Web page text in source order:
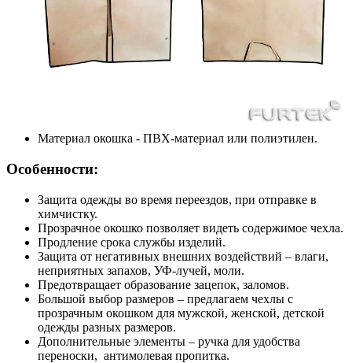
Материал окошка - ПВХ-материал или полиэтилен.
Особенности:
Защита одежды во время переездов, при отправке в
химчистку.
Прозрачное окошко позволяет видеть содержимое чехла.
Продление срока службы изделий.
Защита от негативных внешних воздействий – влаги,
неприятных запахов, УФ-лучей, моли.
Предотвращает образование зацепок, заломов.
Большой выбор размеров – предлагаем чехлы с
прозрачным окошком для мужской, женской, детской
одежды разных размеров.
Дополнительные элементы – ручка для удобства
переноски, антимолевая пропитка.